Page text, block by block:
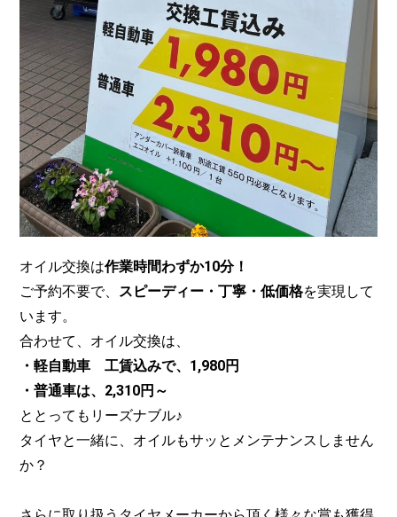
オイル交換は作業時間わずか10分！
ご予約不要で、 スピーディー・丁寧・低価格を実現して
います。
合わせて、オイル交換は、
・軽自動車 工賃込みで、1,980円
・普通車は、2,310円～
ととってもリーズナブル♪
タイヤと一緒に、オイルもサッとメンテナンスしません
か？